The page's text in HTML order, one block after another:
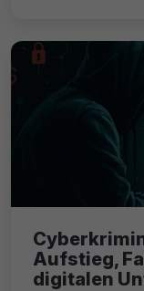
Aufstieg,
digitalen